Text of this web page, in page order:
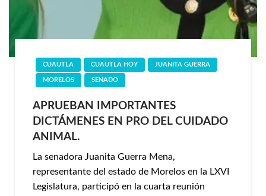
CUAUTLA CUAUTLA HOY JUANITA GUERRA
MORELOS SENADO
APRUEBAN IMPORTANTES
DICTÁMENES EN PRO DEL CUIDADO
ANIMAL.
La senadora Juanita Guerra Mena,
representante del estado de Morelos en la LXVI
Legislatura, participó en la cuarta reunión